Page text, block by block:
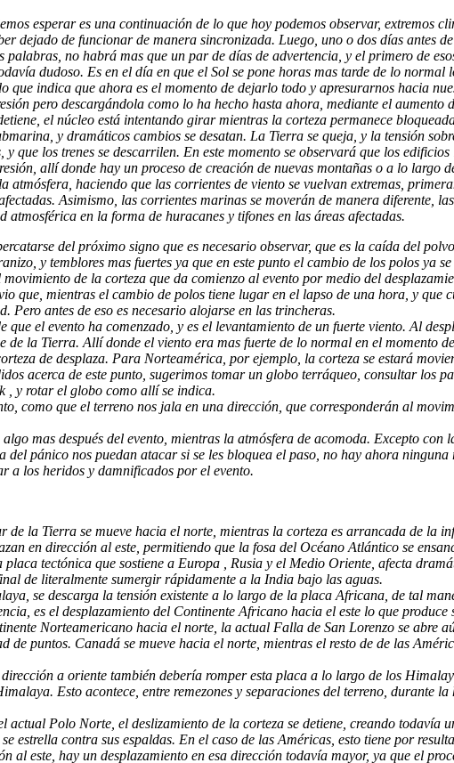
esperar es una continuación de lo que hoy podemos observar, extremos
dejado de funcionar de manera sincronizada. Luego, uno o dos días antes
no habrá mas que un par de días de advertencia, y el primero de
dudoso. Es en el día en que el Sol se pone horas mas tarde de lo
que indica que ahora es el momento de dejarlo todo y apresurarnos hacia
pero descargándola como lo ha hecho hasta ahora, mediante el aumento
el núcleo está intentando girar mientras la corteza permanece
y dramáticos cambios se desatan. La Tierra se queja, y la tensión
que los trenes se descarrilen. En este momento se observará que los
allí donde hay un proceso de creación de nuevas montañas o a lo
haciendo que las corrientes de viento se vuelvan extremas,
Asimismo, las corrientes marinas se moverán de manera diferente,
en la forma de huracanes y tifones en las áreas afectadas.
del próximo signo que es necesario observar, que es la caída del
y temblores mas fuertes ya que en este punto el cambio de los polos ya
de la corteza que da comienzo al evento por medio del
que, mientras el cambio de polos tiene lugar en el lapso de una hora, y que
Pero antes de eso es necesario alojarse en las trincheras.
el evento ha comenzado, y es el levantamiento de un fuerte viento. Al
de la Tierra. Allí donde el viento era mas fuerte de lo normal en el momento
de desplaza. Para Norteamérica, por ejemplo, la corteza se estará
acerca de este punto, sugerimos tomar un globo terráqueo, consultar los
, y rotar el globo como allí se indica.
como que el terreno nos jala en una dirección, que corresponderán al
mas después del evento, mientras la atmósfera de acomoda. Excepto
del pánico nos puedan atacar si se les bloquea el paso, no hay ahora
a los heridos y damnificados por el evento.
la Tierra se mueve hacia el norte, mientras la corteza es arrancada de la
en dirección al este, permitiendo que la fosa del Océano Atlántico se
tectónica que sostiene a Europa , Rusia y el Medio Oriente, afecta
de literalmente sumergir rápidamente a la India bajo las aguas.
se descarga la tensión existente a lo largo de la placa Africana, de tal
es el desplazamiento del Continente Africano hacia el este lo que
Norteamericano hacia el norte, la actual Falla de San Lorenzo se abre
puntos. Canadá se mueve hacia el norte, mientras el resto de de las
a oriente también debería romper esta placa a lo largo de los
Esto acontece, entre remezones y separaciones del terreno, durante
Polo Norte, el deslizamiento de la corteza se detiene, creando todavía
estrella contra sus espaldas. En el caso de las Américas, esto tiene por
al este, hay un desplazamiento en esa dirección todavía mayor, ya que el